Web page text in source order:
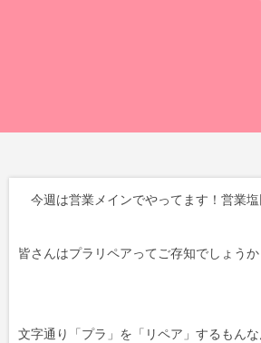
今週は営業メインでやってます！営業塩
皆さんはプラリペアってご存知でしょうか
文字通り「プラ」を「リペア」するもんな